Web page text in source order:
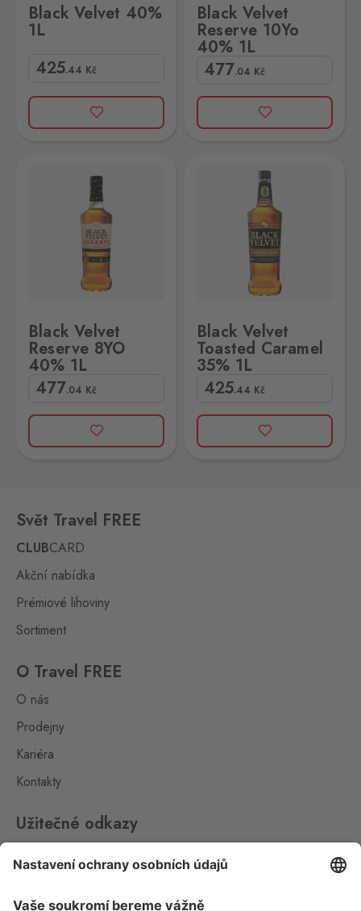
Black Velvet 40%
1L
425.44 Kč
Black Velvet
Reserve 10Yo
40% 1L
477.04 Kč
Black Velvet
Reserve 8YO
40% 1L
477.04 Kč
Black Velvet
Toasted Caramel
35% 1L
425.44 Kč
Svět Travel FREE
CLUBCARD
Akční nabídka
Prémiové lihoviny
Sortiment
O Travel FREE
O nás
Prodejny
Kariéra
Kontakty
Užitečné odkazy
Ochrana osobních údajů